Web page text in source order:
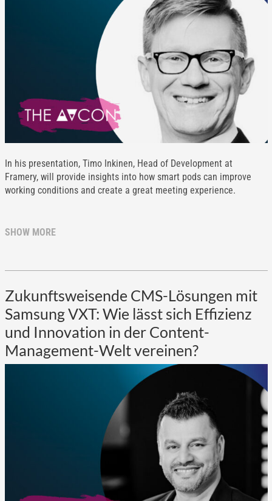
In his presentation, Timo Inkinen, Head of Development at
Framery, will provide insights into how smart pods can improve
working conditions and create a great meeting experience.
SHOW MORE
Zukunftsweisende CMS-Lösungen mit
Samsung VXT: Wie lässt sich Effizienz
und Innovation in der Content-
Management-Welt vereinen?